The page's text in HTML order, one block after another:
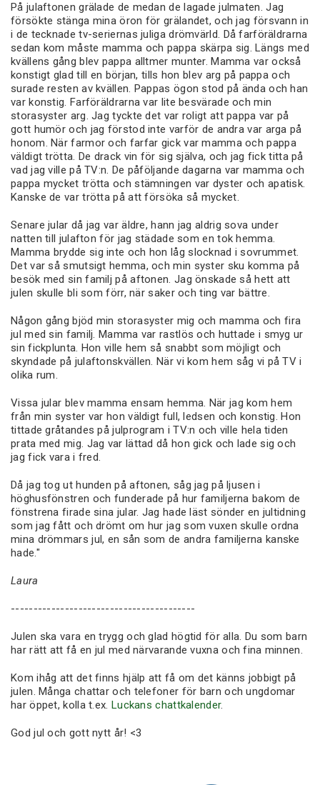
På julaftonen grälade de medan de lagade julmaten. Jag
försökte stänga mina öron för grälandet, och jag försvann in
i de tecknade tv-seriernas juliga drömvärld. Då farföräldrarna
sedan kom måste mamma och pappa skärpa sig. Längs med
kvällens gång blev pappa alltmer munter. Mamma var också
konstigt glad till en början, tills hon blev arg på pappa och
surade resten av kvällen. Pappas ögon stod på ända och han
var konstig. Farföräldrarna var lite besvärade och min
storasyster arg. Jag tyckte det var roligt att pappa var på
gott humör och jag förstod inte varför de andra var arga på
honom. När farmor och farfar gick var mamma och pappa
väldigt trötta. De drack vin för sig själva, och jag fick titta på
vad jag ville på TV:n. De påföljande dagarna var mamma och
pappa mycket trötta och stämningen var dyster och apatisk.
Kanske de var trötta på att försöka så mycket.
Senare jular då jag var äldre, hann jag aldrig sova under
natten till julafton för jag städade som en tok hemma.
Mamma brydde sig inte och hon låg slocknad i sovrummet.
Det var så smutsigt hemma, och min syster sku komma på
besök med sin familj på aftonen. Jag önskade så hett att
julen skulle bli som förr, när saker och ting var bättre.
Någon gång bjöd min storasyster mig och mamma och fira
jul med sin familj. Mamma var rastlös och huttade i smyg ur
sin fickplunta. Hon ville hem så snabbt som möjligt och
skyndade på julaftonskvällen. När vi kom hem såg vi på TV i
olika rum.
Vissa jular blev mamma ensam hemma. När jag kom hem
från min syster var hon väldigt full, ledsen och konstig. Hon
tittade gråtandes på julprogram i TV:n och ville hela tiden
prata med mig. Jag var lättad då hon gick och lade sig och
jag fick vara i fred.
Då jag tog ut hunden på aftonen, såg jag på ljusen i
höghusfönstren och funderade på hur familjerna bakom de
fönstrena firade sina jular. Jag hade läst sönder en jultidning
som jag fått och drömt om hur jag som vuxen skulle ordna
mina drömmars jul, en sån som de andra familjerna kanske
hade."
Laura
-----------------------------------------
Julen ska vara en trygg och glad högtid för alla. Du som barn
har rätt att få en jul med närvarande vuxna och fina minnen.
Kom ihåg att det finns hjälp att få om det känns jobbigt på
julen. Många chattar och telefoner för barn och ungdomar
har öppet, kolla t.ex. Luckans chattkalender.
God jul och gott nytt år! <3